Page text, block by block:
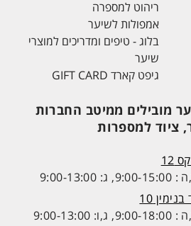
ריהוט למספרה
אמפולות לשיער
בלוג - טיפים ומדריכים למוצרי
שיער
גיפט קארד GIFT CARD
מובילים ממיטב החברות
ציוד למספרות
12
10